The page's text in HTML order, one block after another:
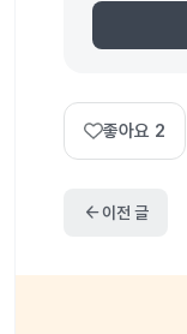
좋아요 2
arrow_back이전 글